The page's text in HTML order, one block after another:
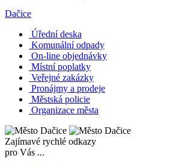
Dačice
Úřední deska
Komunální odpady
On-line objednávky
Místní poplatky
Veřejné zakázky
Pronájmy a prodeje
Městská policie
Organizace města
Zajímavé rychlé odkazy
pro Vás ...